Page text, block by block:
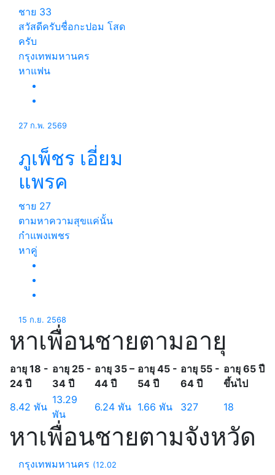
ชาย 33
สวัสดีครับชื่อกะปอม โสด
ครับ
กรุงเทพมหานคร
หาแฟน
27 ก.พ. 2569
ภูเพ็ชร เอี่ยม
แพรค
ชาย 27
ตามหาความสุขแค่นั้น
กำแพงเพชร
หาคู่
15 ก.ย. 2568
หาเพื่อนชายตามอายุ
อายุ 18 -
24 ปี
อายุ 25 -
34 ปี
อายุ 35 –
44 ปี
อายุ 45 -
54 ปี
อายุ 55 -
64 ปี
อายุ 65 ปี
ขึ้นไป
8.42 พัน
13.29
พัน
6.24 พัน 1.66 พัน 327 18
หาเพื่อนชายตามจังหวัด
กรุงเทพมหานคร (12.02